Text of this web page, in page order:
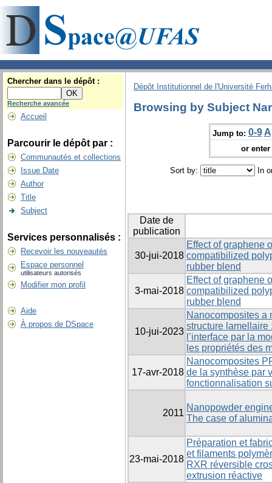
Chercher dans le dépôt :
Recherche avancée
Accueil
Parcourir le dépôt par :
Communautés et collections
Issue Date
Author
Title
Subject
Services personnalisés :
Recevoir les nouveautés
Espace personnel
utilisateurs autorisés
Modifier mon profil
Aide
À propos de DSpace
Dépôt Institutionnel de l'Université
Browsing by Subject
Jump to: 0-9 A
or
Sort by: In
Date de
publication
30-jui-2018
Effect of graphene
compatibilized
rubber blend
3-mai-2018
Effect of graphene
compatibilized
rubber blend
10-jui-2023
Nanocomposites a
structure lamellaire
l’interface par la
les propriétés des
17-avr-2018
Nanocomposites
de la synthèse par
fonctionnalisation
2011
Nanopowder
The case of
23-mai-2018
Préparation et
et filaments
RXR réversible
extrusion réactive